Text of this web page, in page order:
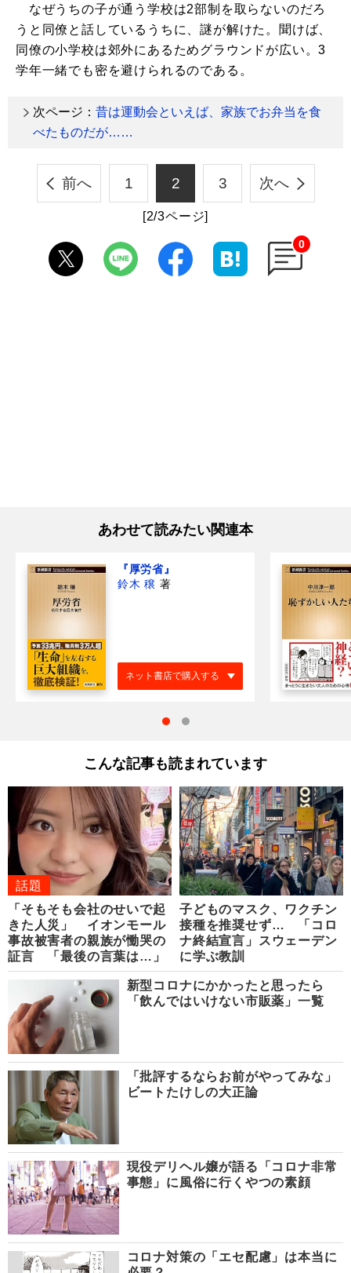
なぜうちの子が通う学校は2部制を取らないのだろ
うと同僚と話しているうちに、謎が解けた。聞けば、
同僚の小学校は郊外にあるためグラウンドが広い。3
学年一緒でも密を避けられるのである。
次ページ： 昔は運動会といえば、家族でお弁当を食
べたものだが……
前へ 1 2 3 次へ
[2/3ページ]
0
あわせて読みたい関連本
『厚労省』
鈴木 穣 著
ネット書店で購入する
こんな記事も読まれています
話題
「そもそも会社のせいで起
きた人災」 イオンモール
事故被害者の親族が慟哭の
証言 「最後の言葉は…」
子どものマスク、ワクチン
接種を推奨せず… 「コロ
ナ終結宣言」スウェーデン
に学ぶ教訓
新型コロナにかかったと思ったら
「飲んではいけない市販薬」一覧
「批評するならお前がやってみな」
ビートたけしの大正論
現役デリヘル嬢が語る「コロナ非常
事態」に風俗に行くやつの素顔
コロナ対策の「エセ配慮」は本当に